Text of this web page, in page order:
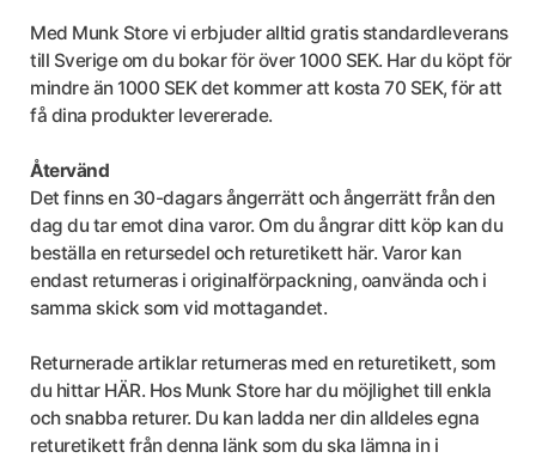
Med Munk Store vi erbjuder alltid gratis standardleverans
till Sverige om du bokar för över 1000 SEK. Har du köpt för
mindre än 1000 SEK det kommer att kosta 70 SEK, för att
få dina produkter levererade.
Återvänd
Det finns en 30-dagars ångerrätt och ångerrätt från den
dag du tar emot dina varor. Om du ångrar ditt köp kan du
beställa en retursedel och returetikett här. Varor kan
endast returneras i originalförpackning, oanvända och i
samma skick som vid mottagandet.
Returnerade artiklar returneras med en returetikett, som
du hittar HÄR. Hos Munk Store har du möjlighet till enkla
och snabba returer. Du kan ladda ner din alldeles egna
returetikett från denna länk som du ska lämna in i